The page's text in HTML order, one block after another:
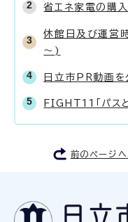
省エネ家電の購
休館日及び運営
～)
日立市PR動画を
FIGHT11「パスと
前のページへ